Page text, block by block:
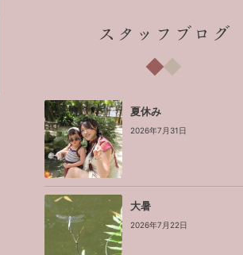
スタッフブログ
夏休み
2026年7月31日
大暑
2026年7月22日